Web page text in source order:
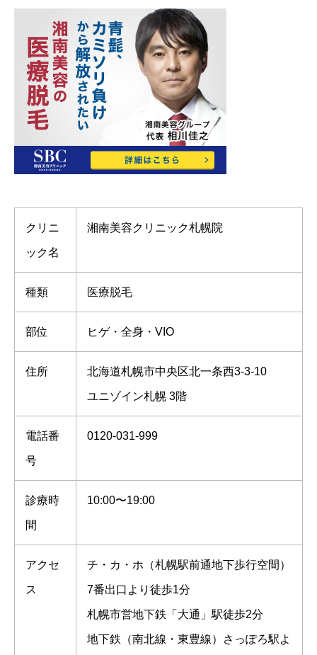
クリニ
ック名
湘南美容クリニック札幌院
種類 医療脱毛
部位 ヒゲ・全身・VIO
住所 北海道札幌市中央区北一条西3-3-10
ユニゾイン札幌 3階
電話番
号
0120-031-999
診療時
間
10:00〜19:00
アクセ
ス
チ・カ・ホ（札幌駅前通地下歩行空間）
7番出口より徒歩1分
札幌市営地下鉄「大通」駅徒歩2分
地下鉄（南北線・東豊線）さっぽろ駅よ